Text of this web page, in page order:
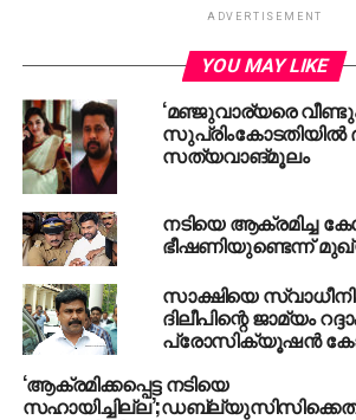
ADVERTISEMENT
YOU MAY LIKE
‘മഞ്ജുവാര്യരെ
സുപ്രിംകോടതിയില്‍
സത്യവാങ്മൂലം
നടിയെ ആക്രമിച്ച
ഭീഷണിയുണ്ടെന്ന്
സാക്ഷിയെ
ദിലീപിന്റെ ജാമ്യം
പ്രോസിക്യൂഷന്‍
‘ആക്രമിക്കപ്പെട്ട നടിയെ